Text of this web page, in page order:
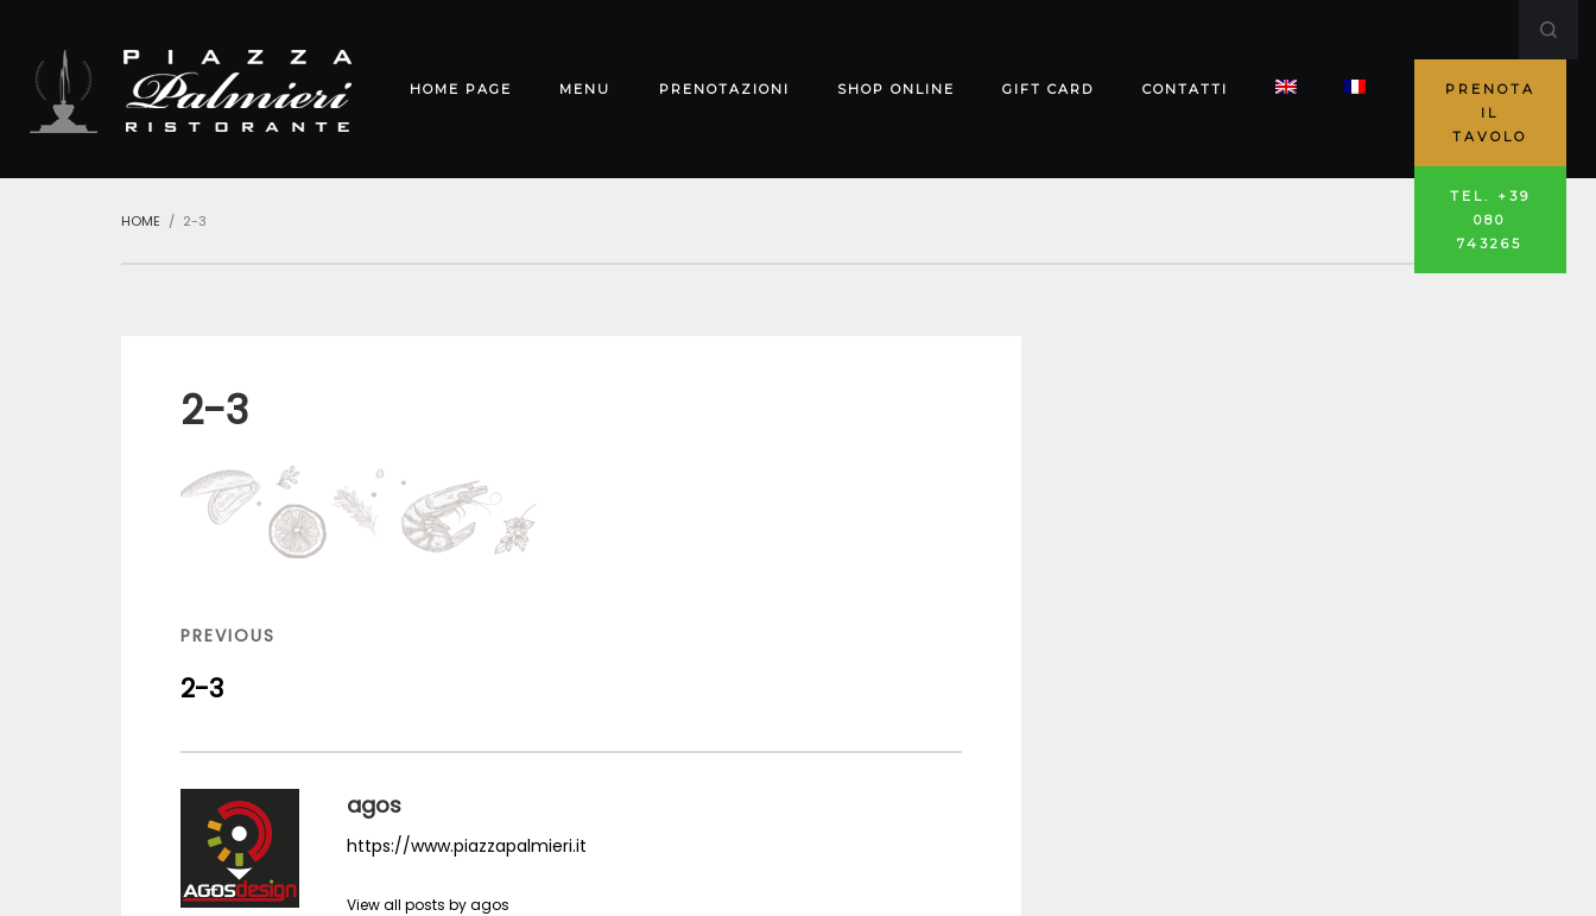
HOME PAGE MENU PRENOTAZIONI SHOP ONLINE GIFT CARD CONTATTI
PRENOTA
IL
TAVOLO
TEL. +39
080
743265
HOME 2-3
2-3
articoli
PREVIOUS
PREVIOUS
2-3
agos
https://www.piazzapalmieri.it
View all posts by agos